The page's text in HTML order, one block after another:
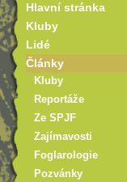
Hlavní stránka
Kluby
Lidé
Články
Kluby
Reportáže
Ze SPJF
Zajímavosti
Foglarologie
Pozvánky